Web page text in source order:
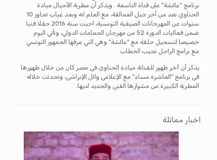
برنامج “عائشة” على قناة التاسعة . ويذكر أن مطربة الأجيال ميادة
الحناوي تعد من أخر جيل العمالقة، مع العلم انه وبعد غياب تجاوز 10
سنوات عن المهرجانات الصيفية التونسية، احيت سنة 2016 حفلا فنيا
ضمن فعاليات الدورة 52 من مهرجان الحمامات الدولي، وتأتي اليوم
خصيصا لتسجيل حلقة مع “عائشة” وهي التي عرفها الجمهور التونسي
مع برامج الراحل نجيب الخطاب .
يذكر أن آخر ظهور للفنانة ميادة الحناوى فى مصر كان من خلال ظهورها
فى برنامج “العاشرة مساء” مع الإعلامى وائل الإبراشى، وتحدثت خلاله
المطربة الكبيرة عن مشوارها الفنى والجديد لديها.
اخبار مماثلة